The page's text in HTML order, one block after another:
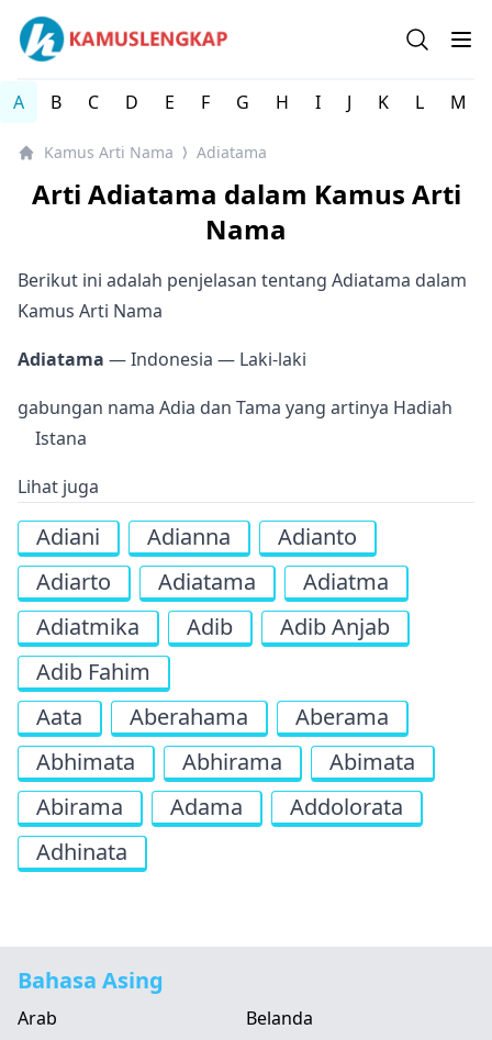
Kamus arti Nama Orang / Referensi Nama Bayi - Kamus
Open
A B C D E F G H I J K L M
Kamus Arti Nama ⟩ Adiatama
Arti Adiatama dalam Kamus Arti
Nama
Berikut ini adalah penjelasan tentang Adiatama dalam
Kamus Arti Nama
Adiatama — Indonesia — Laki-laki
gabungan nama Adia dan Tama yang artinya Hadiah
Istana
Lihat juga
Adiani Adianna
Adianto
Adiarto
Adiatama
Adiatma
Adiatmika
Adib
Adib Anjab
Adib Fahim
Aata
Aberahama
Aberama
Abhimata
Abhirama
Abimata
Abirama
Adama
Addolorata
Adhinata
Bahasa Asing
Arab
Belanda